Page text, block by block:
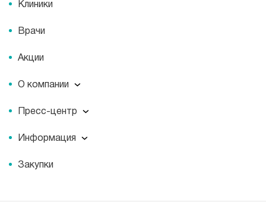
Клиники
Врачи
Акции
О компании
О компании
История
Документы
Пресс-центр
Пресс-центр
Журнал для пациентов «МЕДСИ СЕГОДНЯ»
Информация
Информация
Закупки